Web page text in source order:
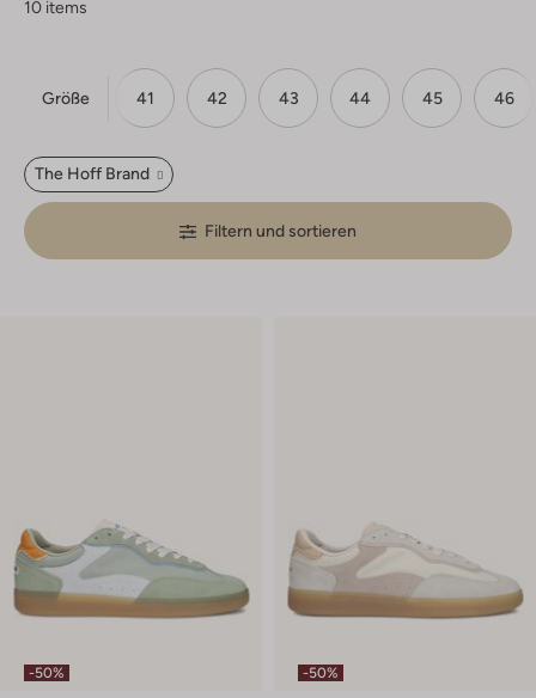
10 items
Größe
40 41 42 43 44 45 46
The Hoff Brand
Filtern und sortieren
-50% -50%